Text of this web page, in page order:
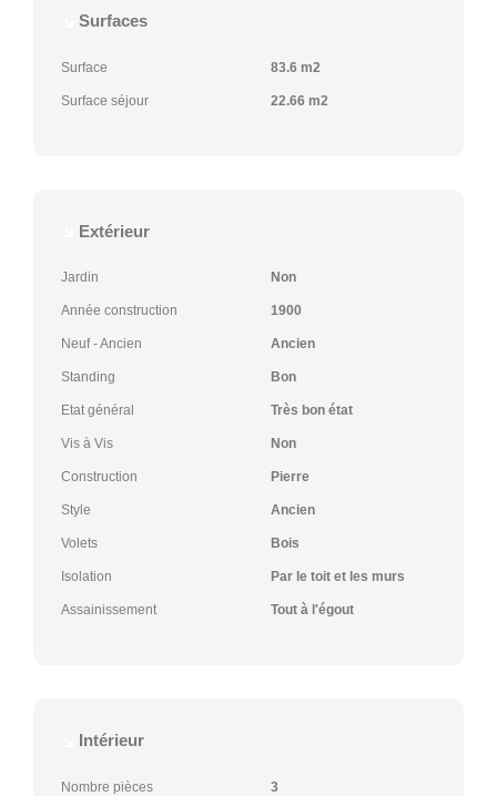
Surfaces
Surface 83.6 m2
Surface séjour 22.66 m2
Extérieur
Jardin Non
Année construction 1900
Neuf - Ancien Ancien
Standing Bon
Etat général Très bon état
Vis à Vis Non
Construction Pierre
Style Ancien
Volets Bois
Isolation Par le toit et les murs
Assainissement Tout à l'égout
Intérieur
Nombre pièces 3